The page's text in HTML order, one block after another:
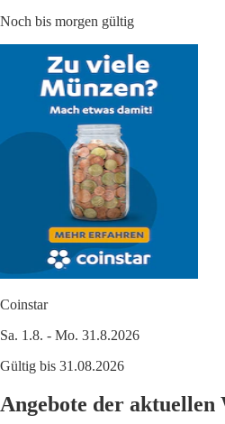
Noch bis morgen gültig
Coinstar
Sa. 1.8. - Mo. 31.8.2026
Gültig bis 31.08.2026
Angebote der aktuellen